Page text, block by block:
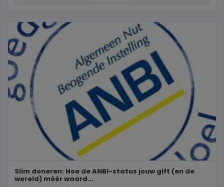
Slim doneren: Hoe de ANBI-status jouw gift (en de
wereld) méér waard...